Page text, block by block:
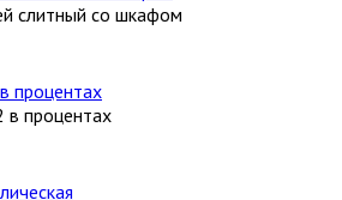
слитный со шкафом
процентах